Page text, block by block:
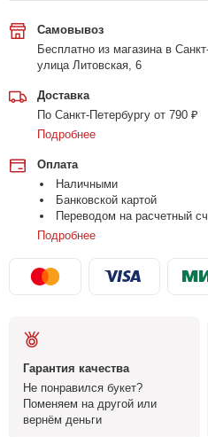
Самовывоз
Бесплатно из магазина в
улица Литовская, 6
Доставка
По Санкт-Петербургу от 790 ₽
Подробнее
Оплата
Наличными
Банковской картой
Переводом на расчетный
Подробнее
Гарантия качества
Не понравился букет?
Поменяем на другой или
вернём деньги